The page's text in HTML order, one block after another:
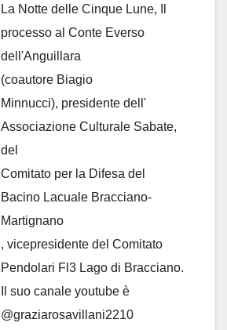
La Notte delle Cinque Lune, Il
processo al Conte Everso
dell'Anguillara
(coautore Biagio
Minnucci), presidente dell'
Associazione Culturale Sabate,
del
Comitato per la Difesa del
Bacino Lacuale Bracciano-
Martignano
, vicepresidente del Comitato
Pendolari Fl3 Lago di Bracciano.
Il suo canale youtube è
@graziarosavillani2210